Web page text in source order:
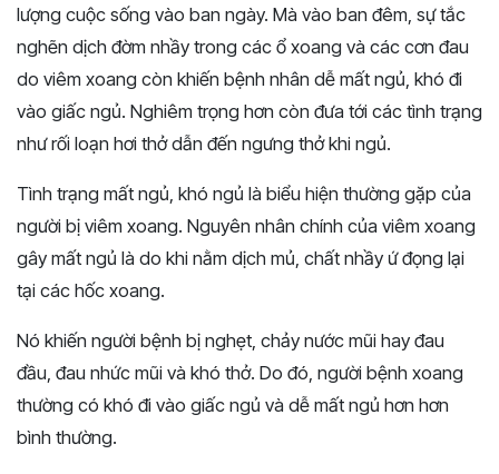
lượng cuộc sống vào ban ngày. Mà vào ban đêm, sự tắc
nghẽn dịch đờm nhầy trong các ổ xoang và các cơn đau
do viêm xoang còn khiến bệnh nhân dễ mất ngủ, khó đi
vào giấc ngủ. Nghiêm trọng hơn còn đưa tới các tình trạng
như rối loạn hơi thở dẫn đến ngưng thở khi ngủ.
Tình trạng mất ngủ, khó ngủ là biểu hiện thường gặp của
người bị viêm xoang. Nguyên nhân chính của viêm xoang
gây mất ngủ là do khi nằm dịch mủ, chất nhầy ứ đọng lại
tại các hốc xoang.
Nó khiến người bệnh bị nghẹt, chảy nước mũi hay đau
đầu, đau nhức mũi và khó thở. Do đó, người bệnh xoang
thường có khó đi vào giấc ngủ và dễ mất ngủ hơn hơn
bình thường.